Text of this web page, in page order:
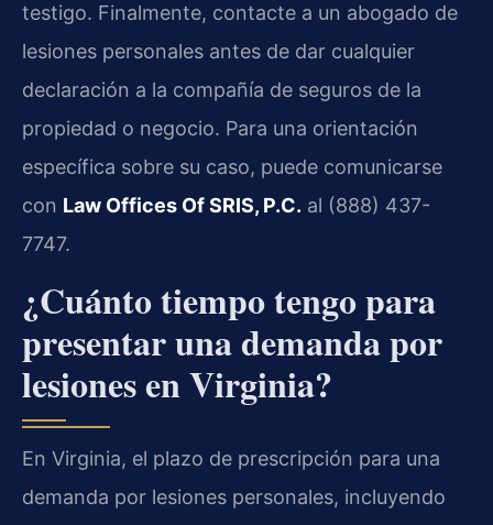
testigo. Finalmente, contacte a un abogado de
lesiones personales antes de dar cualquier
declaración a la compañía de seguros de la
propiedad o negocio. Para una orientación
específica sobre su caso, puede comunicarse
con Law Offices Of SRIS, P.C. al (888) 437-
7747.
¿Cuánto tiempo tengo para
presentar una demanda por
lesiones en Virginia?
En Virginia, el plazo de prescripción para una
demanda por lesiones personales, incluyendo